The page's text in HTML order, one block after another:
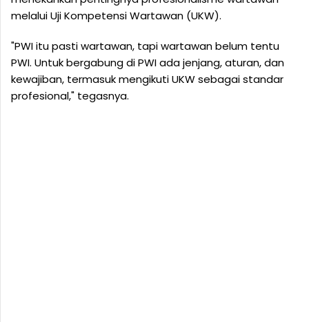
melalui Uji Kompetensi Wartawan (UKW).
"PWI itu pasti wartawan, tapi wartawan belum tentu
PWI. Untuk bergabung di PWI ada jenjang, aturan, dan
kewajiban, termasuk mengikuti UKW sebagai standar
profesional," tegasnya.